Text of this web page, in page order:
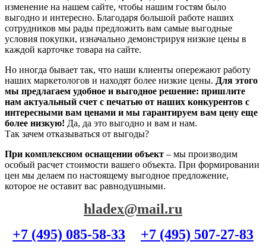
изменение на нашем сайте, чтобы нашим гостям было
выгодно и интересно. Благодаря большой работе наших
сотрудников мы рады предложить вам самые выгодные
условия покупки, изначально демонстрируя низкие цены в
каждой карточке товара на сайте.
Но иногда бывает так, что наши клиенты опережают работу
наших маркетологов и находят более низкие цены. Для этого
мы предлагаем удобное и выгодное решение: пришлите
нам актуальный счет с печатью от наших конкурентов с
интересными вам ценами и мы гарантируем вам цену еще
более низкую! Да, да это выгодно и вам и нам.
Так зачем отказываться от выгоды?
При комплексном оснащении объект – мы производим
особый расчет стоимости вашего объекта. При формировании
цен мы делаем по настоящему выгодное предложение,
которое не оставит вас равнодушными.
hladex@mail.ru
+7 (495) 085-58-33
+7 (495) 507-27-83